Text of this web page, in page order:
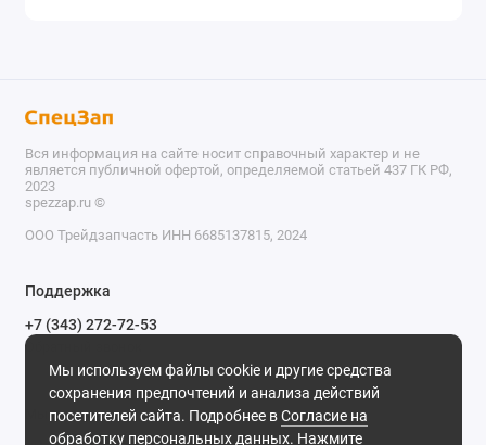
Мы используем файлы cookie и другие средства
сохранения предпочтений и анализа действий
посетителей сайта. Подробнее вСогласие на
обработку персональных данных. Нажмите
Вся информация на сайте носит справочный характер и не
является публичной офертой, определяемой статьей 437 ГК РФ,
2023
spezzap.ru ©️
ООО Трейдзапчасть ИНН 6685137815, 2024
Поддержка
+7 (343) 272-72-53
Обратный звонок
620030, г. Екатеринбург, ул. Карьерная, д. 14, оф. 14.
Мы в сети